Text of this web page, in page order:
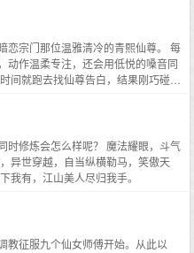
张三（栅）你别闹
独女,长相娇艳美丽,但凡见过她的都
华包间里,男人一身白色高定西装,姿
眸色深沉道：跟我结婚,给你两千万。
：……！！—某日聚会,朋友问他,南城
长得很漂亮,可宋辰见的最多的就是
。闺蜜问周乔：为什么嫁给宋辰？周
两人从包间出来时正好遇见,角落
？—宋、周两家联姻只有极少数人
娘腰肢,把人抵墙上。小姑娘娇喘连
,正是红极一时的舞者周乔。吃瓜群
微博亲发声明：不是交往,是宋太
辰和周乔过不到一年肯定离婚。一年
会,那人直言,他们是在做戏。他不知
醉的她走了一条又一条街。眼睑半
恋宗门那位温雅清冷的青熙仙尊。 每
动作温柔专注，还会用低悦的嗓音同
间就跑去找仙尊告白，结果刚巧碰到
修成人形的小雪莲就被打成灰烬。 小
次睁开眼睛，她成了臭名昭著的宗主
。 小雪莲：QAQ现在退婚还来得及
知竟在成婚前逃了。 仙尊亲自把人
神）漆（离），羡煞旁人。 世人都
自己那位单纯懵懂的小妻子献祭。
为他是在报复囚禁他数万年的仙
神魂。 自以为的可有可无成为心中魔
时修炼会怎么样呢？ 魔法耀眼，斗气
异世穿越，自当纵横勒马，笑傲天
我有，江山美人尽归我手。
教征服九个仙女师傅开始。从此以